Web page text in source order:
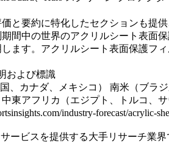
要約に特化したセクションも提
間中の世界のアクリルシート表面保
ます。アクリルシート表面保護フ
および標識
カナダ、メキシコ） 南米（ブラ
東アフリカ（エジプト、トルコ、
industry-forecast/acrylic-
ービスを提供する大手リサーチ業